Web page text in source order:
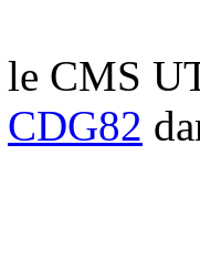
le CMS
CDG82